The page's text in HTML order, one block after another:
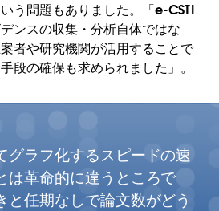
う問題もありました。「e-CSTI
ンスの収集・分析自体ではな
者や研究機関が活用することで
段の確保も求められました」。
グラフ化するスピードの速
は革命的に違うところで
と任期なしで論文数がどう